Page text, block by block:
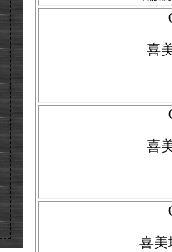
喜
喜
喜美